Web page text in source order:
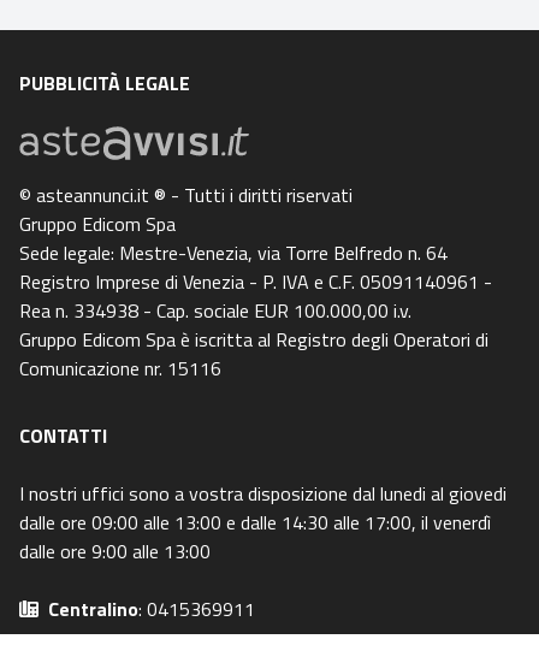
PUBBLICITÀ LEGALE
© asteannunci.it ® - Tutti i diritti riservati
Gruppo Edicom Spa
Sede legale: Mestre-Venezia, via Torre Belfredo n. 64
Registro Imprese di Venezia - P. IVA e C.F. 05091140961 -
Rea n. 334938 - Cap. sociale EUR 100.000,00 i.v.
Gruppo Edicom Spa è iscritta al Registro degli Operatori di
Comunicazione nr. 15116
CONTATTI
I nostri uffici sono a vostra disposizione dal lunedi al giovedi
dalle ore 09:00 alle 13:00 e dalle 14:30 alle 17:00, il venerdì
dalle ore 9:00 alle 13:00
Centralino: 0415369911